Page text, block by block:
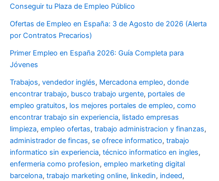
Conseguir tu Plaza de Empleo Público
Ofertas de Empleo en España: 3 de Agosto de 2026 (Alerta
por Contratos Precarios)
Primer Empleo en España 2026: Guía Completa para
Jóvenes
Trabajos, vendedor inglés, Mercadona empleo, donde
encontrar trabajo, busco trabajo urgente, portales de
empleo gratuitos, los mejores portales de empleo, como
encontrar trabajo sin experiencia, listado empresas
limpieza, empleo ofertas, trabajo administracion y finanzas,
administrador de fincas, se ofrece informatico, trabajo
informatico sin experiencia, técnico informatico en ingles,
enfermeria como profesion, empleo marketing digital
barcelona, trabajo marketing online, linkedin, indeed,